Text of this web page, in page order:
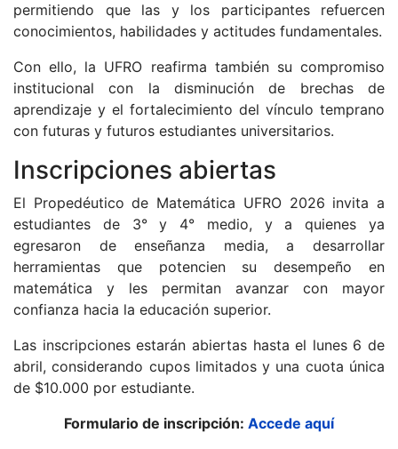
permitiendo que las y los participantes refuercen
conocimientos, habilidades y actitudes fundamentales.
Con ello, la UFRO reafirma también su compromiso
institucional con la disminución de brechas de
aprendizaje y el fortalecimiento del vínculo temprano
con futuras y futuros estudiantes universitarios.
Inscripciones abiertas
El Propedéutico de Matemática UFRO 2026 invita a
estudiantes de 3° y 4° medio, y a quienes ya
egresaron de enseñanza media, a desarrollar
herramientas que potencien su desempeño en
matemática y les permitan avanzar con mayor
confianza hacia la educación superior.
Las inscripciones estarán abiertas hasta el lunes 6 de
abril, considerando cupos limitados y una cuota única
de $10.000 por estudiante.
Formulario de inscripción: Accede aquí